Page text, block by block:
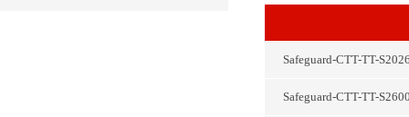
Safeguard-CTT-TT-
Safeguard-CTT-TT-